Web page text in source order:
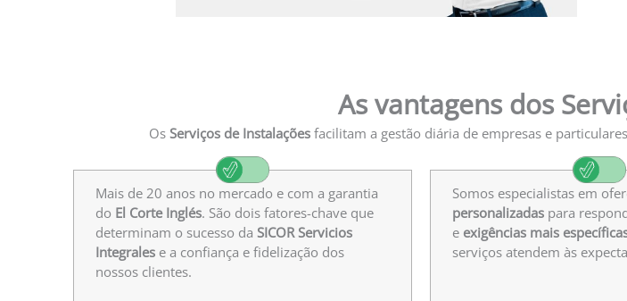
As vantagens dos
Os Serviços de Instalações facilitam a gestão diária de empresas e
Mais de 20 anos no mercado e com a garantia
do El Corte Inglés. São dois fatores-chave que
determinam o sucesso da SICOR Servicios
Integrales e a confiança e fidelização dos
nossos clientes.
Somos especialistas em
personalizadas para
e exigências mais
serviços atendem às